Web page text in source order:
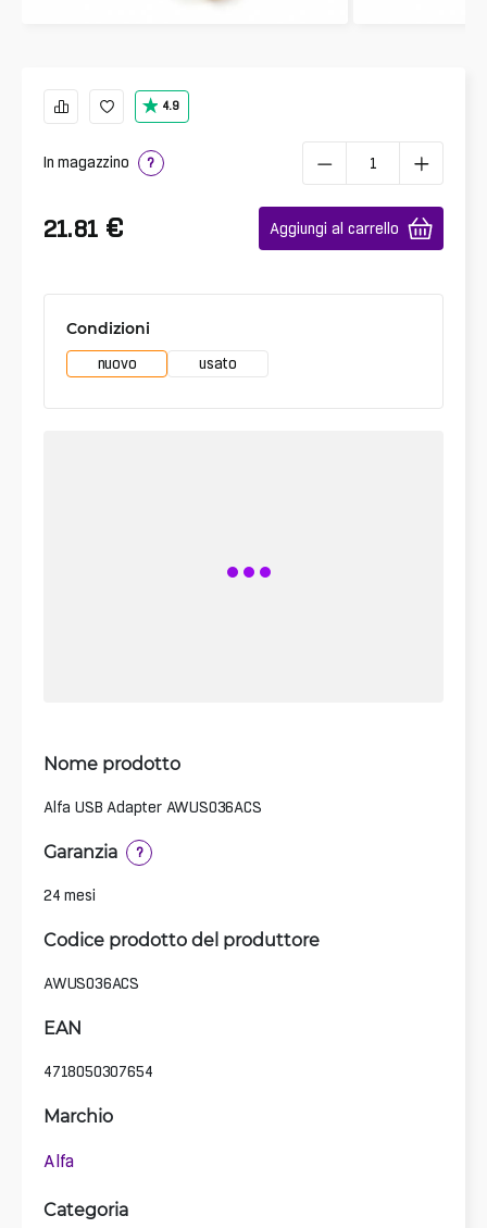
4.9
In magazzino ?
21.81 € Aggiungi al carrello
Condizioni
nuovo usato
Nome prodotto
Alfa USB Adapter AWUS036ACS
Garanzia ?
24 mesi
Codice prodotto del produttore
AWUS036ACS
EAN
4718050307654
Marchio
Alfa
Categoria